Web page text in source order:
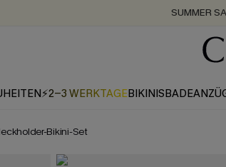
SUMMER
ZUM
⚡2-3 WERKTAGEBIKINIS
Bikini-Set